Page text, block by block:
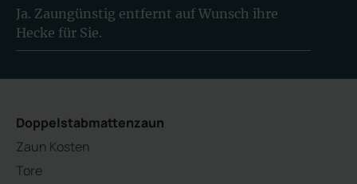
Ja. Zaungünstig entfernt auf Wunsch ihre
Hecke für Sie.
Doppelstabmattenzaun
Zaun Kosten
Tore